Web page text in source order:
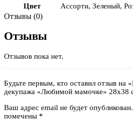
Цвет
Ассорти, Зеленый,
Отзывы (0)
Отзывы
Отзывов пока нет.
Будьте первым, кто оставил отзыв на
декупажа «Любимой мамочке» 28х38
Ваш адрес email не будет опубликован.
помечены *